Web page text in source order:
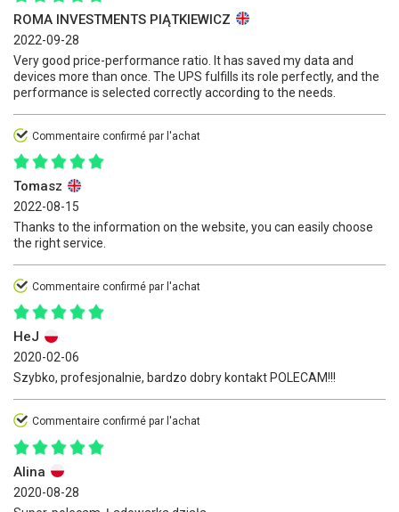
ROMA INVESTMENTS PIĄTKIEWICZ
2022-09-28
Very good price-performance ratio. It has saved my data and
devices more than once. The UPS fulfills its role perfectly, and the
performance is selected correctly according to the needs.
Commentaire confirmé par l'achat
Tomasz
2022-08-15
Thanks to the information on the website, you can easily choose
the right service.
Commentaire confirmé par l'achat
HeJ
2020-02-06
Szybko, profesjonalnie, bardzo dobry kontakt POLECAM!!!
Commentaire confirmé par l'achat
Alina
2020-08-28